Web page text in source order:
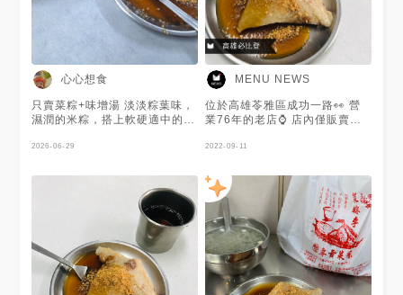
心心想食
只賣菜粽+味增湯 淡淡粽葉味，
濕潤的米粽，搭上軟硬適中的花
大，滿滿鮮甜的醬油膏，和花生
以加甜辣醬，非常好吃～
2026-06-29
MENU NEWS
位於高雄苓雅區成功一路👀 營
業76年的老店⌚️ 店內僅販賣菜
實且和花生粉、醬油膏搭配在一
✨ 花生香氣十足🥜 謝謝 @莎莉
快跑 提供美照🧡
2022-09-11